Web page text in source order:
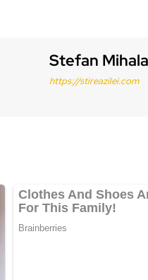
Stefan
https://stireazilei.com